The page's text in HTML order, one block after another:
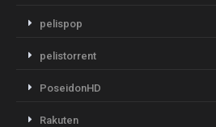
pelispop
pelistorrent
PoseidonHD
Rakuten